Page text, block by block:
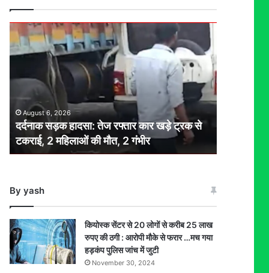
दर्दनाक
सड़क
हादसा:
रफ्तार
ट्रक
टकराई,
2
मौत,
2
August 6, 2026
दर्दनाक सड़क हादसा: तेज रफ्तार कार खड़े ट्रक से
टकराई, 2 महिलाओं की मौत, 2 गंभीर
By yash
कियोस्क सेंटर से 20 लोगों से करीब 25 लाख
रुपए की ठगी : आरोपी मौके से फरार …मच गया
हड़कंप पुलिस जांच में जुटी
November 30, 2024